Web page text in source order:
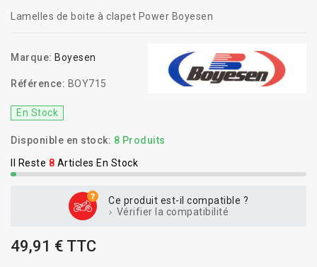
Lamelles de boite à clapet Power Boyesen
Marque: Boyesen
Référence: BOY715
En Stock
Disponible en stock: 8 Produits
Il Reste 8 Articles En Stock
Ce produit est-il compatible ?
Vérifier la compatibilité
49,91 € TTC